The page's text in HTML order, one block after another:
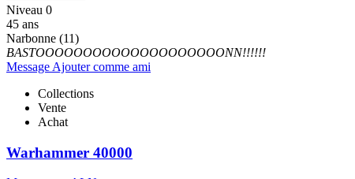
Niveau 0
45 ans
Narbonne (11)
BASTOOOOOOOOOOOOOOOOOOOONN!!!!!!
Message Ajouter comme ami
Collections
Vente
Achat
Warhammer 40000